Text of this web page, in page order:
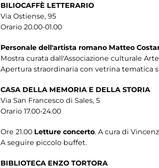
BILIOCAFFÈ LETTERARIO
Via Ostiense, 95
Orario 20.00-01.00
Personale dell'artista romano Matteo
Mostra curata dall'Associazione culturale
Apertura straordinaria con vetrina tematica
CASA DELLA MEMORIA E DELLA STORIA
Via San Francesco di Sales, 5
Orario 17.00-24.00
Ore 21.00 Letture concerto. A cura di
A seguire piccolo buffet.
BIBLIOTECA ENZO TORTORA